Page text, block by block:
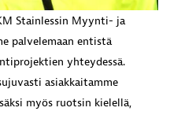
Stainlessin Myynti- ja
palvelemaan entistä
yhteydessä.
asiakkaitamme
myös ruotsin kielellä,